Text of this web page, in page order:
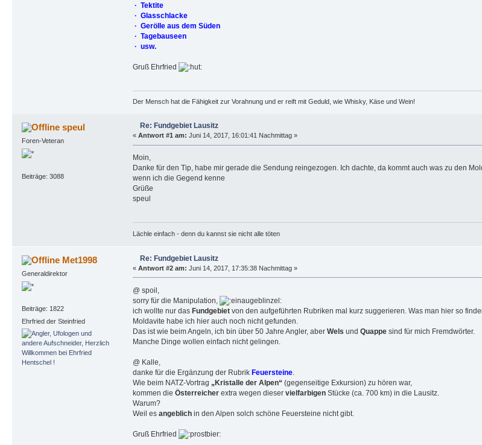
· Tektite
· Glasschlacke
· Gerölle aus dem Süden
· Tagebauseen
· usw.
Gruß Ehrfried
Der Mensch hat die Fähigkeit zur Vorahnung und er reift mit Geduld, wie Whisky, Käse und Wein!
speul
Foren-Veteran
Beiträge: 3088
Re: Fundgebiet Lausitz
« Antwort #1 am: Juni 14, 2017, 16:01:41 Nachmittag »
Moin,
Danke für den Tip, habe mir gerade die Sendung reingezogen. Ich dachte, da kommt auch was zu den
wenn ich die Gegend kenne
Grüße
speul
Lächle einfach - denn du kannst sie nicht alle töten
Met1998
Generaldirektor
Beiträge: 1822
Ehrfried der Steinfried
Re: Fundgebiet Lausitz
« Antwort #2 am: Juni 14, 2017, 17:35:38 Nachmittag »
@ spoil,
sorry für die Manipulation,
ich wollte nur das Fundgebietvon den aufgeführten Rubriken mal kurz suggerieren. Was man hier so
Moldavite habe ich hier auch noch nicht gefunden.
Das ist wie beim Angeln, ich bin über 50 Jahre Angler, aber Wels und Quappesind für mich Fremdwörter.
Manche Dinge wollen einfach nicht gelingen.
@ Kalle,
danke für die Ergänzung der Rubrik Feuersteine.
Wie beim NATZ-Vortrag „Kristalle der Alpen“ (gegenseitige Exkursion) zu hören war,
kommen die Österreicherextra wegen dieser vielfarbigenStücke (ca. 700 km) in die Lausitz.
Warum?
Weil es angeblichin den Alpen solch schöne Feuersteine nicht gibt.
Gruß Ehrfried